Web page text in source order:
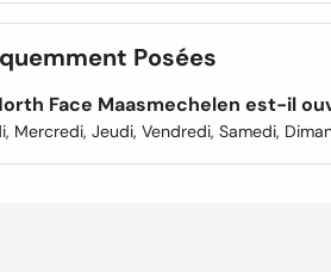
Posées
Face Maasmechelen est-il
Mercredi, Jeudi, Vendredi, Samedi,